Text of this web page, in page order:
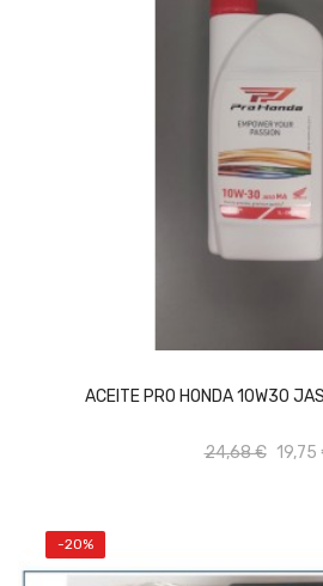
ACEITE PRO HONDA 10W30
24,68 € 19,75
-20%